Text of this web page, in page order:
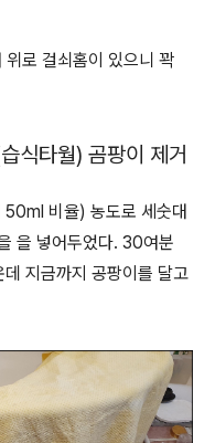
로 걸쇠홈이 있으니 꽉
타월) 곰팡이 제거
50ml 비율) 농도로 세숫대
을 넣어두었다. 30여분
지금까지 공팡이를 달고